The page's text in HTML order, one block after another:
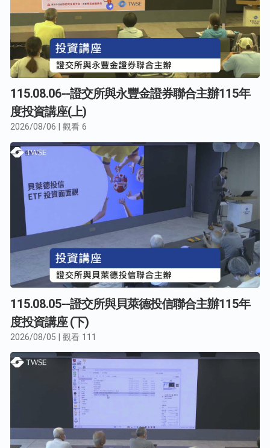
115.08.06--證交所與永豐金證券聯合主辦115年
度投資講座(上)
2026/08/06 | 觀看 6
115.08.05--證交所與貝萊德投信聯合主辦115年
度投資講座 (下)
2026/08/05 | 觀看 111